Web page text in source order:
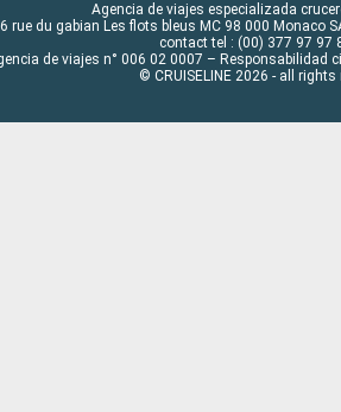
Agencia de viajes especializada
rue du gabian Les flots bleus MC 98 000 Monaco
contact tel : (00) 377 97 97
de viajes n° 006 02 0007 – Responsabilidad
© CRUISELINE 2026 - all rights